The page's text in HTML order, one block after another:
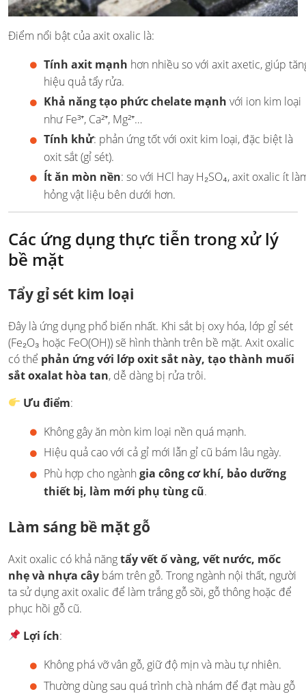
Điểm nổi bật của axit oxalic là:
Tính axit mạnh hơn nhiều so với axit axetic, giúp
hiệu quả tẩy rửa.
Khả năng tạo phức chelate mạnh với ion kim loại
như Fe³⁺, Ca²⁺, Mg²⁺…
Tính khử: phản ứng tốt với oxit kim loại, đặc biệt là
oxit sắt (gỉ sét).
Ít ăn mòn nền: so với HCl hay H₂SO₄, axit oxalic ít
hỏng vật liệu bên dưới hơn.
Các ứng dụng thực tiễn trong xử lý
bề mặt
Tẩy gỉ sét kim loại
Đây là ứng dụng phổ biến nhất. Khi sắt bị oxy hóa, lớp gỉ sét
(Fe₂O₃ hoặc FeO(OH)) sẽ hình thành trên bề mặt. Axit oxalic
có thể phản ứng với lớp oxit sắt này, tạo thành muối
sắt oxalat hòa tan, dễ dàng bị rửa trôi.
Ưu điểm:
Không gây ăn mòn kim loại nền quá mạnh.
Hiệu quả cao với cả gỉ mới lẫn gỉ cũ bám lâu ngày.
Phù hợp cho ngành gia công cơ khí, bảo dưỡng
thiết bị, làm mới phụ tùng cũ.
Làm sáng bề mặt gỗ
Axit oxalic có khả năngtẩy vết ố vàng, vết nước, mốc
nhẹ và nhựa cây bám trên gỗ. Trong ngành nội thất, người
ta sử dụng axit oxalic để làm trắng gỗ sồi, gỗ thông hoặc để
phục hồi gỗ cũ.
Lợi ích:
Không phá vỡ vân gỗ, giữ độ mịn và màu tự nhiên.
Thường dùng sau quá trình chà nhám để đạt màu gỗ